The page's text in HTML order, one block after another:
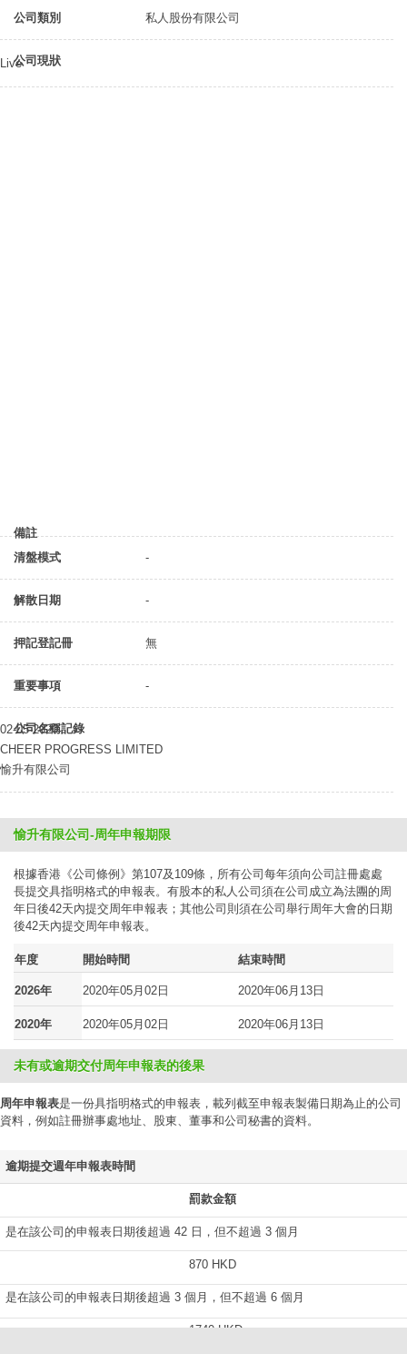
公司類別 私人股份有限公司
公司現狀
Live
備註
清盤模式
-
解散日期 -
押記登記冊 無
重要事項 -
公司名稱記錄
02-05-2020
CHEER PROGRESS LIMITED
愉升有限公司
愉升有限公司-周年申報期限
根據香港《公司條例》第107及109條，所有公司每年須向公司註冊處處
長提交具指明格式的申報表。有股本的私人公司須在公司成立為法團的周
年日後42天內提交周年申報表；其他公司則須在公司舉行周年大會的日期
後42天內提交周年申報表。
年度 開始時間 結束時間
2026年 2020年05月02日 2020年06月13日
2020年 2020年05月02日 2020年06月13日
未有或逾期交付周年申報表的後果
周年申報表是一份具指明格式的申報表，載列截至申報表製備日期為止的公司
資料，例如註冊辦事處地址、股東、董事和公司秘書的資料。
逾期提交週年申報表時間
罰款金額
是在該公司的申報表日期後超過 42 日，但不超過 3 個月
870 HKD
是在該公司的申報表日期後超過 3 個月，但不超過 6 個月
1740 HKD